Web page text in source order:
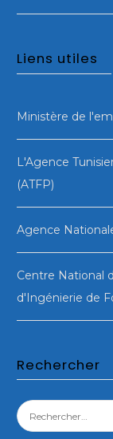
Liens utiles
Ministère de
L'Agence
(ATFP)
Agence
Centre National
d'Ingénierie de
Rechercher
Rechercher :